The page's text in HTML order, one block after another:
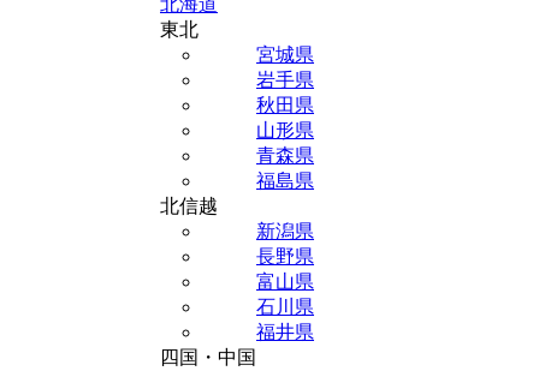
北海道
東北
宮城県
岩手県
秋田県
山形県
青森県
福島県
北信越
新潟県
長野県
富山県
石川県
福井県
四国・中国